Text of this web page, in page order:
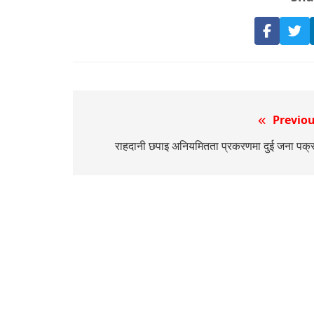
Share
on
navigation
राहदानी छपाइ अनियमितता प्रकरणमा दुई जना